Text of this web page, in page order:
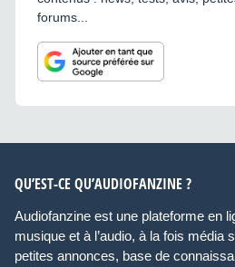
forums...
QU’EST-CE QU’AUDIOFANZINE ?
Audiofanzine est une plateforme en
musique et à l’audio, à la fois média
petites annonces, base de